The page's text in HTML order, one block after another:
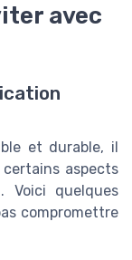
avec
et durable, il
aspects
Voici quelques
compromettre